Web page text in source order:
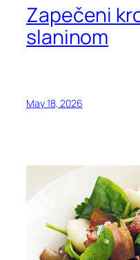
Zapečeni
slaninom
May 18, 2026